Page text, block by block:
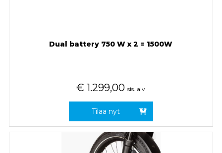
Dual battery 750 W x 2 = 1500W
€ 1.299,00 sis. alv
Tilaa nyt